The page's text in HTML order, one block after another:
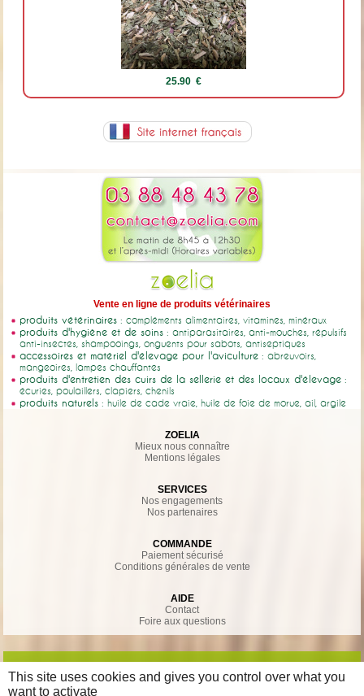
25.90 €
Vente en ligne de produits vétérinaires
produits vétérinaires : compléments alimentaires, vitamines, minéraux
produits d'hygiène et de soins : antiparasitaires, anti-mouches, répulsifs
anti-insectes, shampooings, onguents pour sabots, antiseptiques
accessoires et matériel d'élevage pour l'aviculture : abreuvoirs,
mangeoires, lampes chauffantes
produits d'entretien des cuirs de la sellerie et des locaux d'élevage :
écuries, poulaillers, clapiers, chenils
produits naturels : huile de cade vraie, huile de foie de morue, ail, argile
ZOELIA
Mieux nous connaître
Mentions légales
SERVICES
Nos engagements
Nos partenaires
COMMANDE
Paiement sécurisé
Conditions générales de vente
AIDE
Contact
Foire aux questions
This site uses cookies and gives you control over what you
want to activate